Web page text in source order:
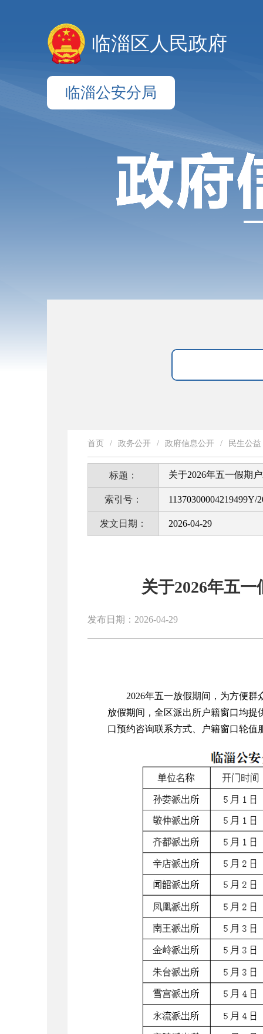
临淄区人民政府
临淄公安分局
首页 / 政务公开 / 政府信息公开 / 民生公益
标题： 关于2026年五一假期
索引号： 11370300004219499Y/
发文日期： 2026-04-29
关于2026年五
发布日期：2026-04-29
2026年五一放假期间，为方便
放假期间，全区派出所户籍窗口均
口预约咨询联系方式、户籍窗口轮值